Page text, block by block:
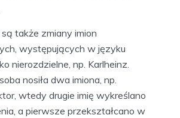
także zmiany imion
występujących w języku
nierozdzielne, np. Karlheinz.
nosiła dwa imiona, np.
wtedy drugie imię wykreślano
a pierwsze przekształcano w